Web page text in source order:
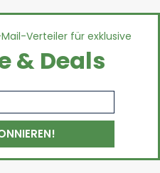
Verteiler für exklusive
& Deals